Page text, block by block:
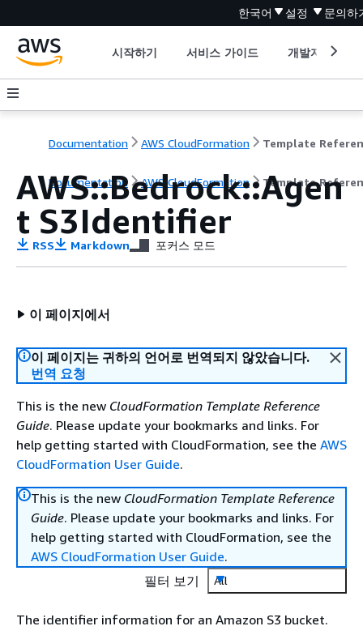
한국어 설정 문의하
시작하기 서비스 가이드 개발자 도구
Documentation AWS CloudFormation Template
Documentation AWS CloudFormation Template
AWS::Bedrock::Agen
t S3Identifier
RSS Markdown 포커스 모드
이 페이지에서
이 페이지는 귀하의 언어로 번역되지 않았습니다.
번역 요청
This is the new CloudFormation Template Reference
Guide. Please update your bookmarks and links. For
help getting started with CloudFormation, see the AWS
CloudFormation User Guide.
This is the new CloudFormation Template Reference
Guide. Please update your bookmarks and links. For
help getting started with CloudFormation, see the
AWS CloudFormation User Guide.
필터 보기
All
The identifier information for an Amazon S3 bucket.